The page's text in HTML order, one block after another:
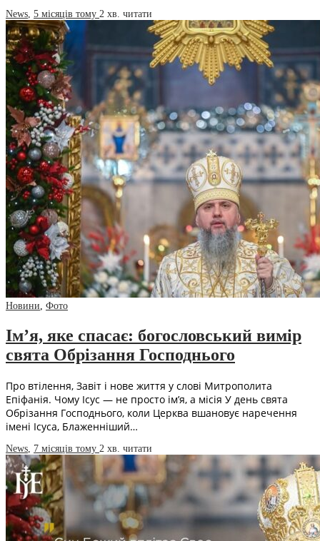
News, 5 місяців тому 2 хв. читати
Новини, Фото
Ім’я, яке спасає: богословський вимір
свята Обрізання Господнього
Про втілення, Завіт і нове життя у слові Митрополита
Епіфанія. Чому Ісус — не просто ім’я, а місія У день свята
Обрізання Господнього, коли Церква вшановує наречення
імені Ісуса, Блаженніший…
News 7 місяців тому 2 хв. читати